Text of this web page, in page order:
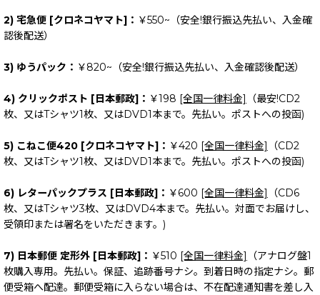
2) 宅急便 [クロネコヤマト]： ￥550~（安全!銀行振込先払い、入金確
認後配送）
3) ゆうパック： ￥820~（安全!銀行振込先払い、入金確認後配送）
4) クリックポスト [日本郵政]： ￥198 [全国一律料金]
（最安!CD2
枚、又はTシャツ1枚、又はDVD1本まで。先払い。ポストへの投函)
5) こねこ便420 [クロネコヤマト]： ￥420 [全国一律料金]
（CD2
枚、又はTシャツ1枚、又はDVD1本まで。先払い。ポストへの投函)
6) レターパックプラス [日本郵政]： ￥600 [全国一律料金]
（CD6
枚、又はTシャツ3枚、又はDVD4本まで。先払い。対面でお届けし、
受領印または署名をいただきます。)
7) 日本郵便 定形外 [日本郵政]： ￥510 [全国一律料金]
（アナログ盤1
枚購入専用。先払い。保証、追跡番号ナシ。到着日時の指定ナシ。郵
便受箱へ配達。郵便受箱に入らない場合は、不在配達通知書を差し入